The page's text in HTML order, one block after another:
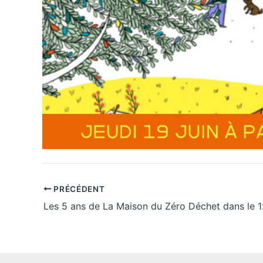
PRÉCÉDENT
Les 5 ans de La Maison du Zéro Déchet dans le